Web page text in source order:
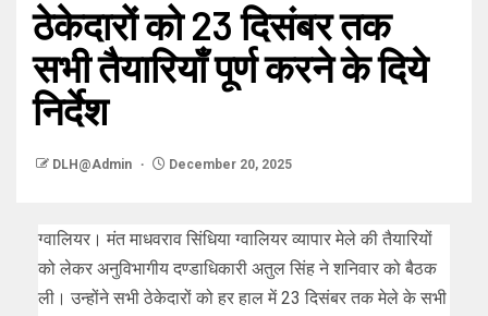
ठेकेदारों को 23 दिसंबर तक
सभी तैयारियाँ पूर्ण करने के दिये
निर्देश
DLH@Admin December 20, 2025
ग्वालियर। मंत माधवराव सिंधिया ग्वालियर व्यापार मेले की तैयारियों
को लेकर अनुविभागीय दण्डाधिकारी अतुल सिंह ने शनिवार को बैठक
ली। उन्होंने सभी ठेकेदारों को हर हाल में 23 दिसंबर तक मेले के सभी